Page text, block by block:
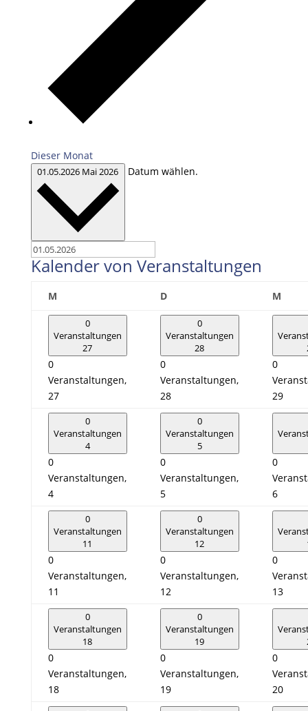
Dieser Monat
01.05.2026 Mai 2026 Datum wählen.
Kalender von Veranstaltungen
MMontag DDienstag M
0
Veranstaltungen
27
0
Veranstaltungen,
27
0
Veranstaltungen
28
0
Veranstaltungen,
28
0
29
0
Veranstaltungen
4
0
Veranstaltungen,
4
0
Veranstaltungen
5
0
Veranstaltungen,
5
0
6
0
Veranstaltungen
11
0
Veranstaltungen,
11
0
Veranstaltungen
12
0
Veranstaltungen,
12
0
13
0
Veranstaltungen
18
0
Veranstaltungen,
18
0
Veranstaltungen
19
0
Veranstaltungen,
19
0
20